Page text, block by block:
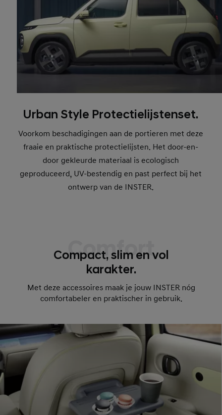
Urban Style Protectielijstenset.
Voorkom beschadigingen aan de portieren met deze
fraaie en praktische protectielijsten. Het door-en-
door gekleurde materiaal is ecologisch
geproduceerd, UV-bestendig en past perfect bij het
ontwerp van de INSTER.
Comfort
Compact, slim en vol
karakter.
Met deze accessoires maak je jouw INSTER nóg
comfortabeler en praktischer in gebruik.